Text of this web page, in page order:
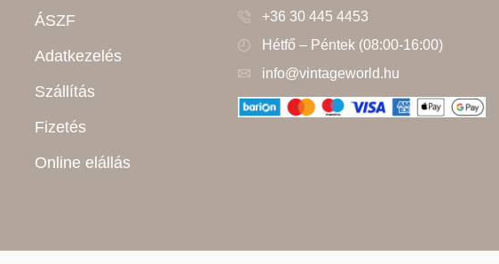
ÁSZF
Adatkezelés
Szállítás
Fizetés
Online elállás
+36 30 445 4453
Hétfő – Péntek (08:00-16:00)
info@vintageworld.hu